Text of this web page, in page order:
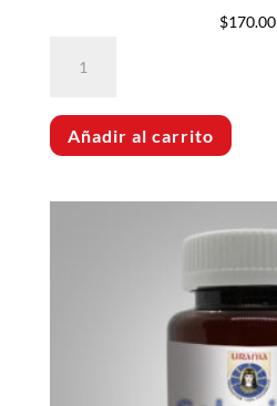
$170.00
Sana
Añadir al carrito